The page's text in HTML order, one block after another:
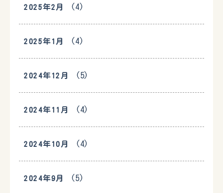
2025年2月 (4)
2025年1月 (4)
2024年12月 (5)
2024年11月 (4)
2024年10月 (4)
2024年9月 (5)